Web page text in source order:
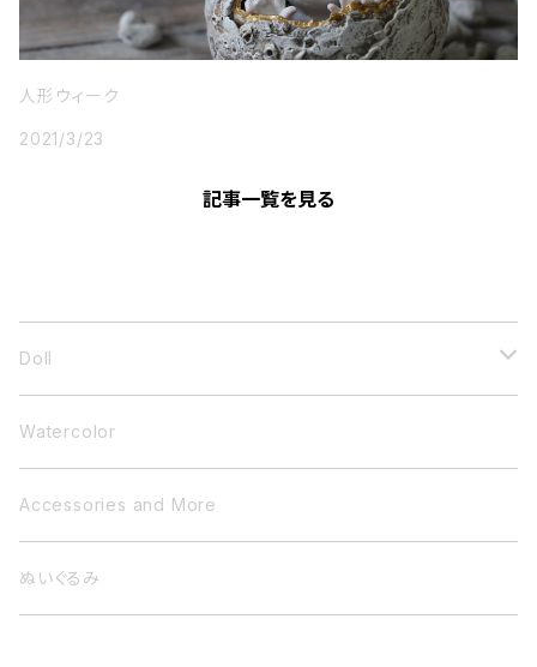
人形ウィーク
2021/3/23
記事一覧を見る
Doll
小さいドール
衣装ドール
ぬいぐるみ
Watercolor
Accessories and More
ぬいぐるみ